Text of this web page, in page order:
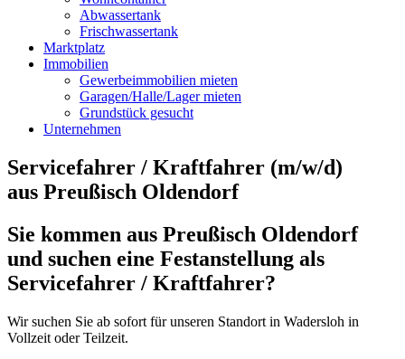
Abwassertank
Frischwassertank
Marktplatz
Immobilien
Gewerbeimmobilien mieten
Garagen/Halle/Lager mieten
Grundstück gesucht
Unternehmen
Servicefahrer / Kraftfahrer (m/w/d)
aus Preußisch Oldendorf
Sie kommen aus Preußisch Oldendorf
und suchen eine Festanstellung als
Servicefahrer / Kraftfahrer?
Wir suchen Sie ab sofort für unseren Standort in Wadersloh in
Vollzeit oder Teilzeit.